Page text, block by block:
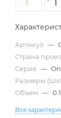
Артикул —
Страна
Серия —
Размеры
Объем —
Все